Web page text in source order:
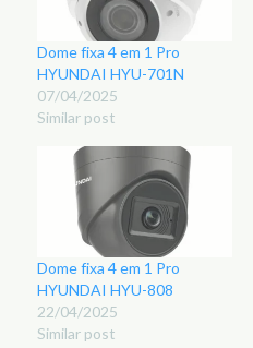
Dome fixa 4 em 1 Pro
HYUNDAI HYU-701N
07/04/2025
Similar post
Dome fixa 4 em 1 Pro
HYUNDAI HYU-808
22/04/2025
Similar post